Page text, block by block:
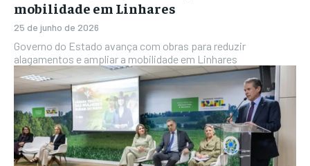
mobilidade em Linhares
25 de junho de 2026
Governo do Estado avança com obras para reduzir
alagamentos e ampliar a mobilidade em Linhares